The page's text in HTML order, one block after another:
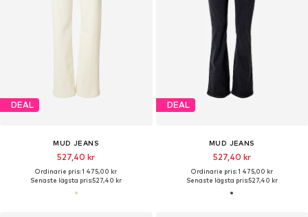
DEAL
MUD JEANS
527,40 kr
Ordinarie pris: 1 475,00 kr
Senaste lägsta pris:527,40 kr
DEAL
MUD JEANS
527,40 kr
Ordinarie pris: 1 475,00 kr
Senaste lägsta pris:527,40 kr